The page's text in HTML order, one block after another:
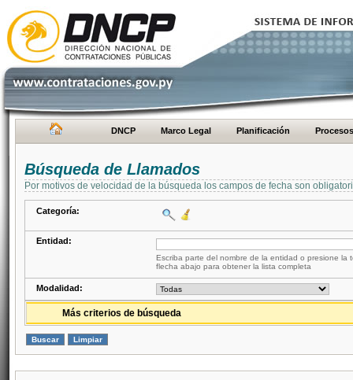
DNCP Marco Legal Planificación Procesos
Búsqueda de Llamados
Por motivos de velocidad de la búsqueda los campos de fecha son
Categoría:
Entidad:
Escriba parte del nombre de la entidad o presione la
flecha abajo para obtener la lista completa
Modalidad:
Más criterios de búsqueda